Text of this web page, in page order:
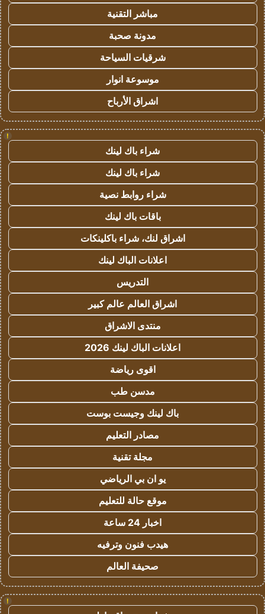
مباشر التقنية
مدونة صحبة
شرقيات السياحة
موسوعة انوار
اشراق الأرباح
!
شراء باك لينك
شراء باك لينك
شراء روابط نصية
باقات باك لينك
اشراق لنك، شراء باكلينكات
اعلانات الباك لينك
التدريس
اشراق العالم عالم كبير
منتدى الاشراق
اعلانات الباك لينك 2026
اقوى رياضة
مدسن طب
باك لينك وجيست بوست
مصادر التعليم
مجلة تقنية
يو ان بي الرياضي
موقع حالة للتعليم
اخبار 24 ساعة
هيدب فنون وترفيه
صحيفة العالم
!